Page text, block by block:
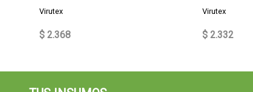
Virutex
$ 2.368
Virutex
$ 2.332